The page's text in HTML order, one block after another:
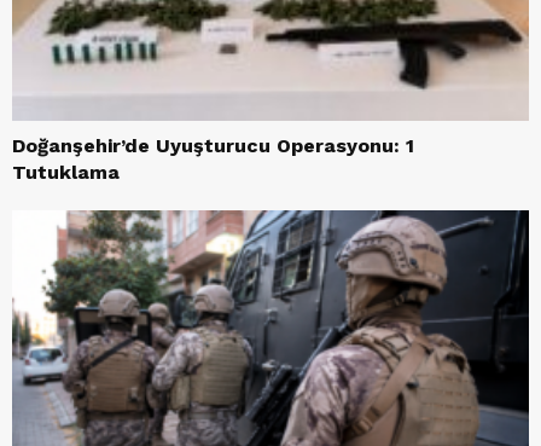
Doğanşehir’de Uyuşturucu Operasyonu: 1
Tutuklama